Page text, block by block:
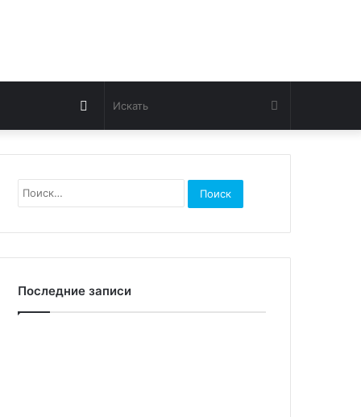
Искать
Switch
skin
Найти:
Последние записи